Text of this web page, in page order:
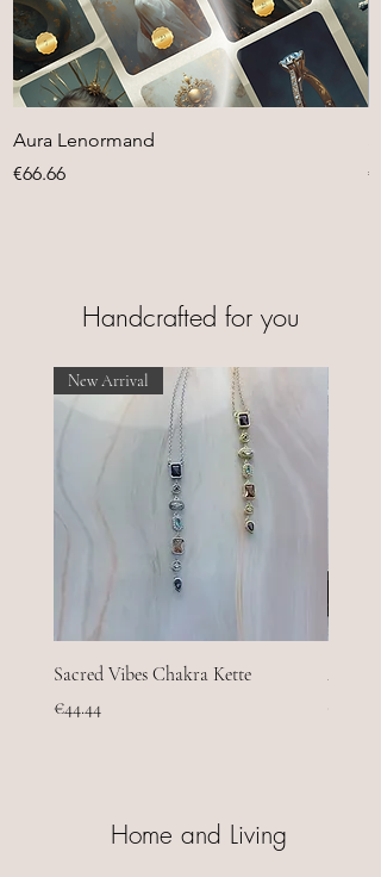
Aura Lenormand
Preis
€66.66
Handcrafted for you
New Arrival
Sacred Vibes Chakra Kette
Preis
€44.44
Aura
Home and Living